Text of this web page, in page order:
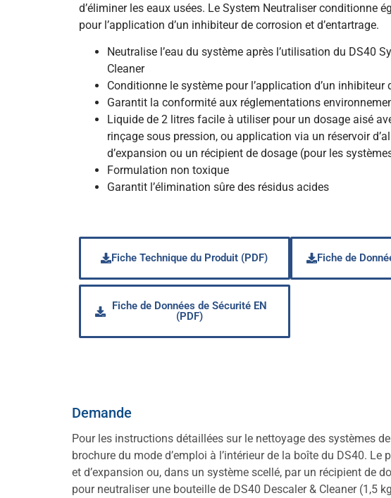
d’éliminer les eaux usées. Le System Neutraliser conditionne
pour l’application d’un inhibiteur de corrosion et d’entartrage.
Neutralise l’eau du système après l’utilisation du DS40
Cleaner
Conditionne le système pour l’application d’un inhibiteur
Garantit la conformité aux réglementations
Liquide de 2 litres facile à utiliser pour un dosage aisé
rinçage sous pression, ou application via un réservoir
d’expansion ou un récipient de dosage (pour les
Formulation non toxique
Garantit l’élimination sûre des résidus acides
Fiche Technique du Produit (PDF) Fiche de
Fiche de Données de Sécurité EN
(PDF)
Demande
Pour les instructions détaillées sur le nettoyage des systèmes
brochure du mode d’emploi à l’intérieur de la boîte du DS40.
et d’expansion ou, dans un système scellé, par un récipient de
pour neutraliser une bouteille de DS40 Descaler & Cleaner (1,5